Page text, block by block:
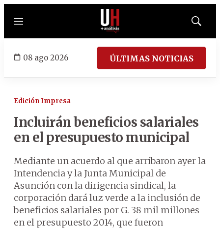
Menú
Mostrar
08 ago 2026 ÚLTIMAS NOTICIAS
Edición Impresa
Incluirán beneficios salariales
en el presupuesto municipal
Mediante un acuerdo al que arribaron ayer la
Intendencia y la Junta Municipal de
Asunción con la dirigencia sindical, la
corporación dará luz verde a la inclusión de
beneficios salariales por G. 38 mil millones
en el presupuesto 2014, que fueron